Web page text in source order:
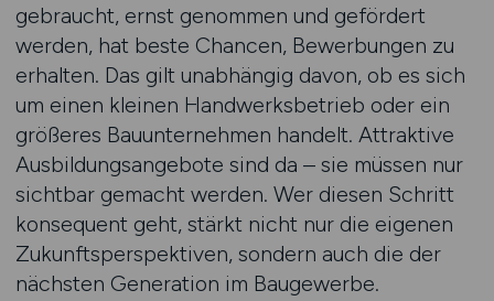
gebraucht, ernst genommen und gefördert
werden, hat beste Chancen, Bewerbungen zu
erhalten. Das gilt unabhängig davon, ob es sich
um einen kleinen Handwerksbetrieb oder ein
größeres Bauunternehmen handelt. Attraktive
Ausbildungsangebote sind da – sie müssen nur
sichtbar gemacht werden. Wer diesen Schritt
konsequent geht, stärkt nicht nur die eigenen
Zukunftsperspektiven, sondern auch die der
nächsten Generation im Baugewerbe.